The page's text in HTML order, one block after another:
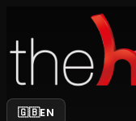
🇬🇧EN